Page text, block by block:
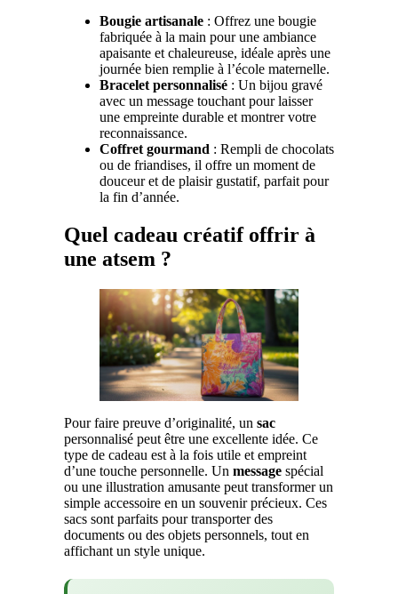
Bougie artisanale : Offrez une bougie
fabriquée à la main pour une ambiance
apaisante et chaleureuse, idéale après une
journée bien remplie à l’école maternelle.
Bracelet personnalisé : Un bijou gravé
avec un message touchant pour laisser
une empreinte durable et montrer votre
reconnaissance.
Coffret gourmand : Rempli de chocolats
ou de friandises, il offre un moment de
douceur et de plaisir gustatif, parfait pour
la fin d’année.
Quel cadeau créatif offrir à
une atsem ?
Pour faire preuve d’originalité, un sac
personnalisé peut être une excellente idée. Ce
type de cadeau est à la fois utile et empreint
d’une touche personnelle. Un message spécial
ou une illustration amusante peut transformer un
simple accessoire en un souvenir précieux. Ces
sacs sont parfaits pour transporter des
documents ou des objets personnels, tout en
affichant un style unique.